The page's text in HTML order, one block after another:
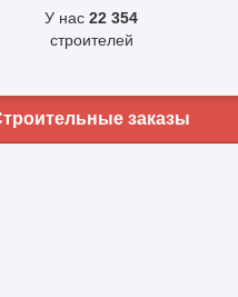
У нас 22 354
строителей
заказы